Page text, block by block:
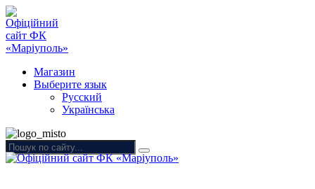
Магазин
Выберите язык
Русский
Українська